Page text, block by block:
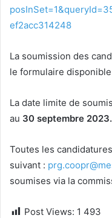
ef2acc314248
La soumission des
le formulaire
La date limite de
au 30 septembre 2023.
Toutes les
suivant :
soumises via la
Post Views: 1 493